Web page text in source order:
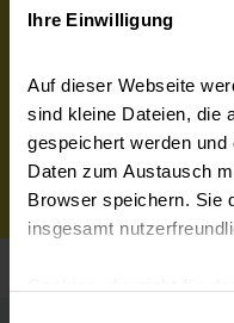
Ihre Einwilligung
Auf dieser Webseite
sind kleine Dateien, die
gespeichert werden
Daten zum Austausch
Browser speichern. Sie
insgesamt
Privatklinik